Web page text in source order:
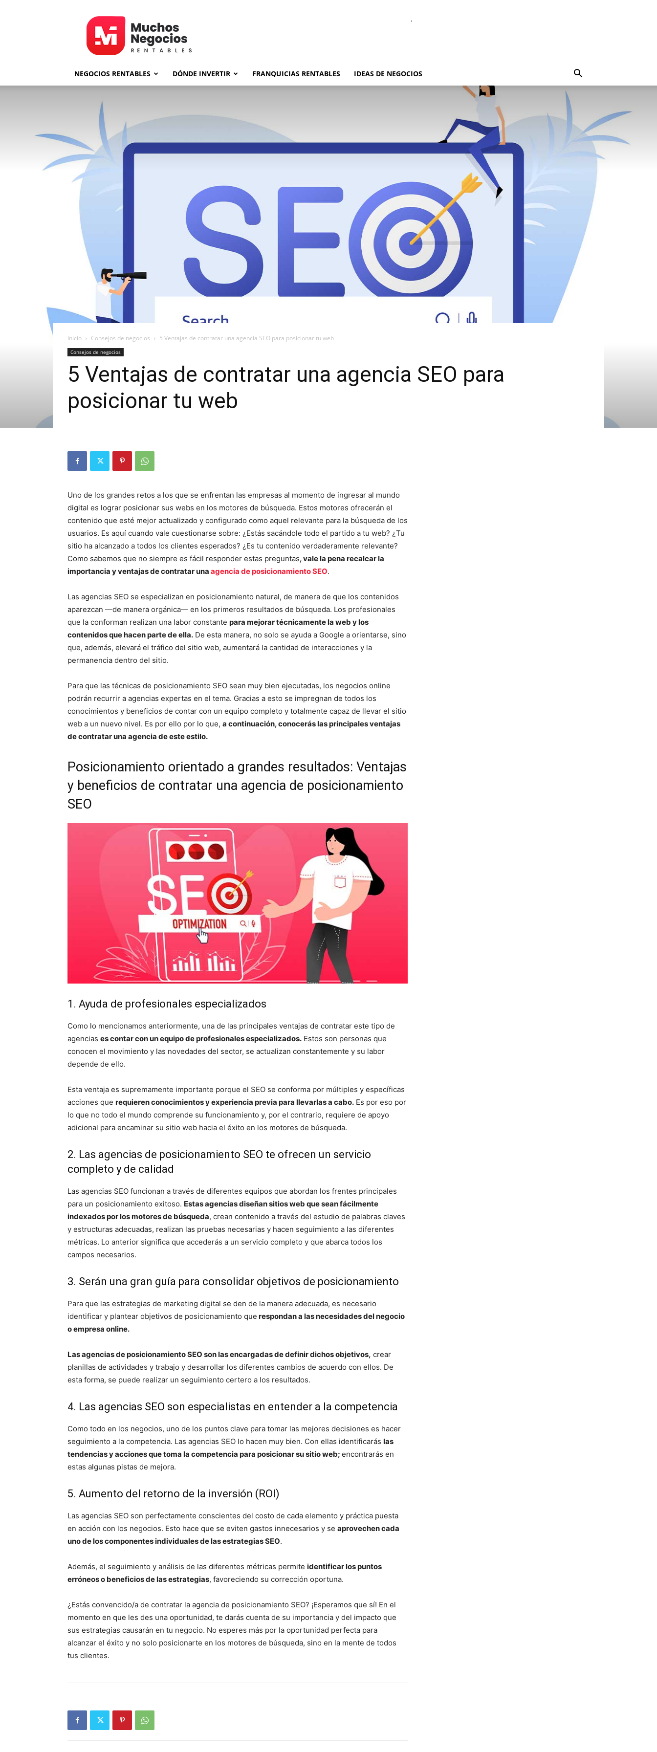
.
NEGOCIOS RENTABLES DÓNDE INVERTIR FRANQUICIAS RENTABLES IDEAS DE NEGOCIOS
Inicio Consejos de negocios 5 Ventajas de contratar una agencia SEO para posicionar tu web
Consejos de negocios
5 Ventajas de contratar una agencia SEO para
posicionar tu web
Uno de los grandes retos a los que se enfrentan las empresas al momento de ingresar al mundo
digital es lograr posicionar sus webs en los motores de búsqueda. Estos motores ofrecerán el
contenido que esté mejor actualizado y configurado como aquel relevante para la búsqueda de los
usuarios. Es aquí cuando vale cuestionarse sobre: ¿Estás sacándole todo el partido a tu web? ¿Tu
sitio ha alcanzado a todos los clientes esperados? ¿Es tu contenido verdaderamente relevante?
Como sabemos que no siempre es fácil responder estas preguntas, vale la pena recalcar la
importancia y ventajas de contratar una agencia de posicionamiento SEO.
Las agencias SEO se especializan en posicionamiento natural, de manera de que los contenidos
aparezcan —de manera orgánica— en los primeros resultados de búsqueda. Los profesionales
que la conforman realizan una labor constante para mejorar técnicamente la web y los
contenidos que hacen parte de ella. De esta manera, no solo se ayuda a Google a orientarse, sino
que, además, elevará el tráfico del sitio web, aumentará la cantidad de interacciones y la
permanencia dentro del sitio.
Para que las técnicas de posicionamiento SEO sean muy bien ejecutadas, los negocios online
podrán recurrir a agencias expertas en el tema. Gracias a esto se impregnan de todos los
conocimientos y beneficios de contar con un equipo completo y totalmente capaz de llevar el sitio
web a un nuevo nivel. Es por ello por lo que, a continuación, conocerás las principales ventajas
de contratar una agencia de este estilo.
Posicionamiento orientado a grandes resultados: Ventajas
y beneficios de contratar una agencia de posicionamiento
SEO
1. Ayuda de profesionales especializados
Como lo mencionamos anteriormente, una de las principales ventajas de contratar este tipo de
agencias es contar con un equipo de profesionales especializados. Estos son personas que
conocen el movimiento y las novedades del sector, se actualizan constantemente y su labor
depende de ello.
Esta ventaja es supremamente importante porque el SEO se conforma por múltiples y específicas
acciones que requieren conocimientos y experiencia previa para llevarlas a cabo. Es por eso por
lo que no todo el mundo comprende su funcionamiento y, por el contrario, requiere de apoyo
adicional para encaminar su sitio web hacia el éxito en los motores de búsqueda.
2. Las agencias de posicionamiento SEO te ofrecen un servicio
completo y de calidad
Las agencias SEO funcionan a través de diferentes equipos que abordan los frentes principales
para un posicionamiento exitoso. Estas agencias diseñan sitios web que sean fácilmente
indexados por los motores de búsqueda, crean contenido a través del estudio de palabras claves
y estructuras adecuadas, realizan las pruebas necesarias y hacen seguimiento a las diferentes
métricas. Lo anterior significa que accederás a un servicio completo y que abarca todos los
campos necesarios.
3. Serán una gran guía para consolidar objetivos de posicionamiento
Para que las estrategias de marketing digital se den de la manera adecuada, es necesario
identificar y plantear objetivos de posicionamiento que respondan a las necesidades del negocio
o empresa online.
Las agencias de posicionamiento SEO son las encargadas de definir dichos objetivos, crear
planillas de actividades y trabajo y desarrollar los diferentes cambios de acuerdo con ellos. De
esta forma, se puede realizar un seguimiento certero a los resultados.
4. Las agencias SEO son especialistas en entender a la competencia
Como todo en los negocios, uno de los puntos clave para tomar las mejores decisiones es hacer
seguimiento a la competencia. Las agencias SEO lo hacen muy bien. Con ellas identificarás las
tendencias y acciones que toma la competencia para posicionar su sitio web; encontrarás en
estas algunas pistas de mejora.
5. Aumento del retorno de la inversión (ROI)
Las agencias SEO son perfectamente conscientes del costo de cada elemento y práctica puesta
en acción con los negocios. Esto hace que se eviten gastos innecesarios y se aprovechen cada
uno de los componentes individuales de las estrategias SEO.
Además, el seguimiento y análisis de las diferentes métricas permite identificar los puntos
erróneos o beneficios de las estrategias, favoreciendo su corrección oportuna.
¿Estás convencido/a de contratar la agencia de posicionamiento SEO? ¡Esperamos que sí! En el
momento en que les des una oportunidad, te darás cuenta de su importancia y del impacto que
sus estrategias causarán en tu negocio. No esperes más por la oportunidad perfecta para
alcanzar el éxito y no solo posicionarte en los motores de búsqueda, sino en la mente de todos
tus clientes.